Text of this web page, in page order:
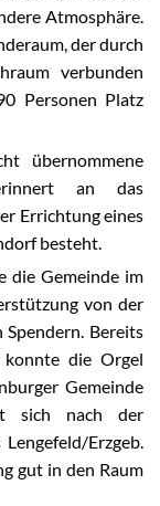
Atmosphäre.
der durch
verbunden
Personen Platz
übernommene
an das
Errichtung eines
besteht.
die Gemeinde im
von der
Bereits
die Orgel
Gemeinde
sich nach der
Erzgeb.
gut in den Raum